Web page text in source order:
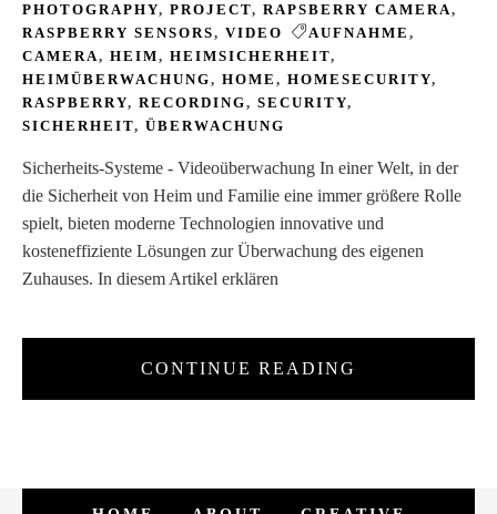
PHOTOGRAPHY, PROJECT, RAPSBERRY CAMERA,
RASPBERRY SENSORS, VIDEO AUFNAHME ,
CAMERA, HEIM, HEIMSICHERHEIT,
HEIMÜBERWACHUNG, HOME , HOMESECURITY,
RASPBERRY, RECORDING, SECURITY,
SICHERHEIT, ÜBERWACHUNG
Sicherheits-Systeme - Videoüberwachung In einer Welt, in der
die Sicherheit von Heim und Familie eine immer größere Rolle
spielt, bieten moderne Technologien innovative und
kosteneffiziente Lösungen zur Überwachung des eigenen
Zuhauses. In diesem Artikel erklären
CONTINUE READING